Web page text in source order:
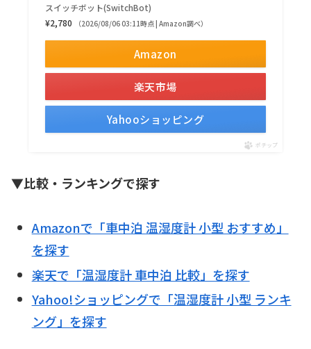
スイッチボット(SwitchBot)
¥2,780
（2026/08/06 03:11時点 | Amazon調べ）
Amazon
楽天市場
Yahooショッピング
ポチップ
▼比較・ランキングで探す
Amazonで「車中泊 温湿度計 小型 おすすめ」
を探す
楽天で「温湿度計 車中泊 比較」を探す
Yahoo!ショッピングで「温湿度計 小型 ランキ
ング」を探す